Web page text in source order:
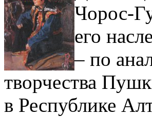
Чорос-
его
– по
творчества
в Республике